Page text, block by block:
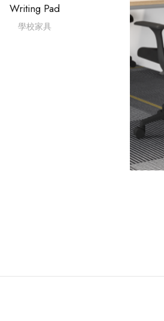
Writing Pad
學校家具